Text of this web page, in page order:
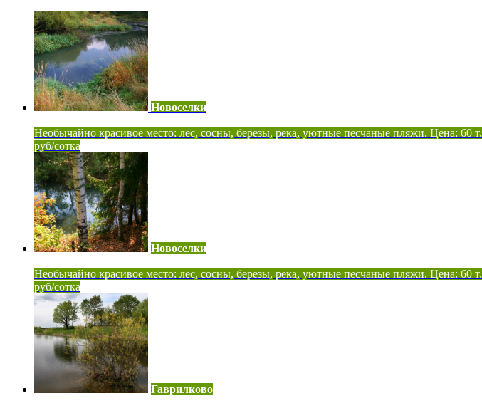
Новоселки
Необычайно красивое место: лес, сосны, березы, река, уютные песчаные пляжи. Цена: 60 т.
руб/сотка
Новоселки
Необычайно красивое место: лес, сосны, березы, река, уютные песчаные пляжи. Цена: 60 т.
руб/сотка
Гаврилково